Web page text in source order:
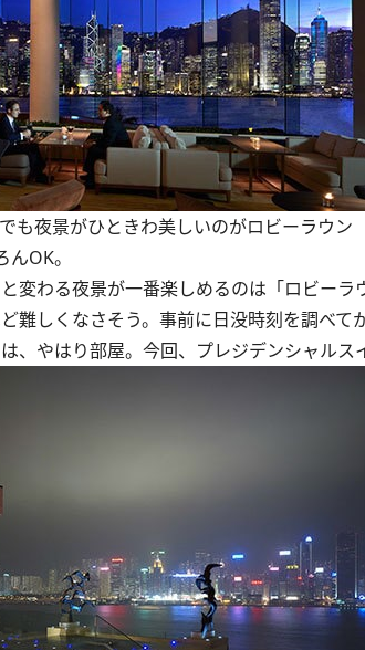
も夜景がひときわ美しいのがロビーラウン
OK。
変わる夜景が一番楽しめるのは「ロビー
難しくなさそう。事前に日没時刻を調べて
、やはり部屋。今回、プレジデンシャルス